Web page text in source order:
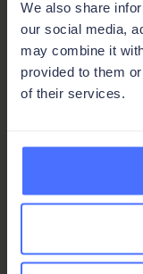
We also share
our social media,
may combine it
provided to them
of their services.
zu
als digitales
Anbindung
System